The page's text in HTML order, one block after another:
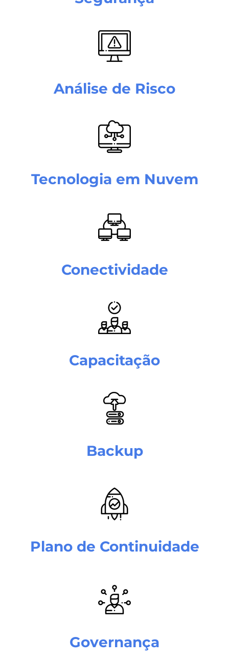
Análise de Risco
Tecnologia em Nuvem
Conectividade
Capacitação
Backup
Plano de Continuidade
Governança